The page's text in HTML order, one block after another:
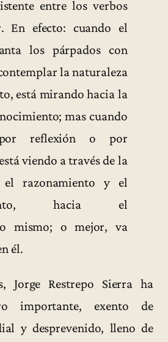
entre los verbos
En efecto: cuando el
los párpados con
la naturaleza
está mirando hacia la
mas cuando
reflexión o por
viendo a través de la
el razonamiento y el
hacia el
mismo; o mejor, va
él.
Jorge Restrepo Sierra ha
importante, exento de
y desprevenido, lleno de